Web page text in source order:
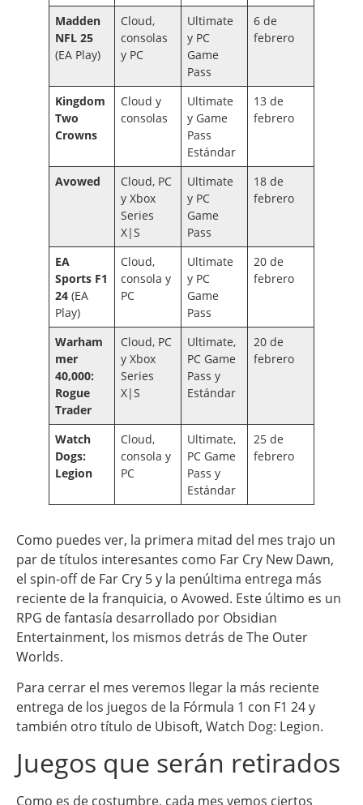
Madden
NFL 25
(EA Play)
Cloud,
consolas
y PC
Ultimate
y PC
Game
Pass
6 de
febrero
Kingdom
Two
Crowns
Cloud y
consolas
Ultimate
y Game
Pass
Estándar
13 de
febrero
Avowed
Cloud, PC
y Xbox
Series
X|S
Ultimate
y PC
Game
Pass
18 de
febrero
EA
Sports F1
24 (EA
Play)
Cloud,
consola y
PC
Ultimate
y PC
Game
Pass
20 de
febrero
Warham
mer
40,000:
Rogue
Trader
Cloud, PC
y Xbox
Series
X|S
Ultimate,
PC Game
Pass y
Estándar
20 de
febrero
Watch
Dogs:
Legion
Cloud,
consola y
PC
Ultimate,
PC Game
Pass y
Estándar
25 de
febrero
Como puedes ver, la primera mitad del mes trajo un
par de títulos interesantes como Far Cry New Dawn,
el spin-off de Far Cry 5 y la penúltima entrega más
reciente de la franquicia, o Avowed. Este último es un
RPG de fantasía desarrollado por Obsidian
Entertainment, los mismos detrás de The Outer
Worlds.
Para cerrar el mes veremos llegar la más reciente
entrega de los juegos de la Fórmula 1 con F1 24 y
también otro título de Ubisoft, Watch Dog: Legion.
Juegos que serán retirados
Como es de costumbre, cada mes vemos ciertos